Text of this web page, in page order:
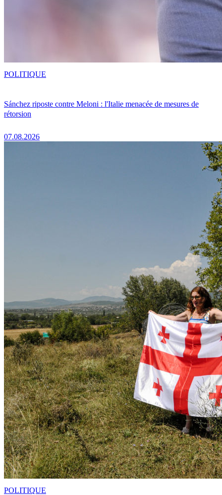
Sánchez riposte contre Meloni : l'Italie menacée de mesures de
rétorsion
07.08.2026
POLITIQUE
POLITIQUE